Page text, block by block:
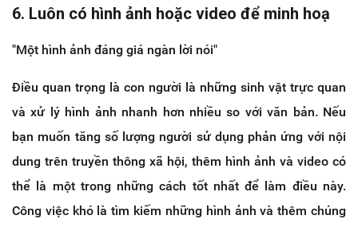
6. Luôn có hình ảnh hoặc video để minh hoạ
"Một hình ảnh đáng giá ngàn lời nói"
Điều quan trọng là con người là những sinh vật trực quan
và xử lý hình ảnh nhanh hơn nhiều so với văn bản. Nếu
bạn muốn tăng số lượng người sử dụng phản ứng với nội
dung trên truyền thông xã hội, thêm hình ảnh và video có
thể là một trong những cách tốt nhất để làm điều này.
Công việc khó là tìm kiếm những hình ảnh và thêm chúng